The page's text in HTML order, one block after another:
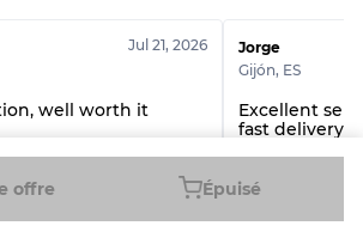
offre Épuisé
Jul 21, 2026
well worth it
Jorge
Gijón, ES
Excellent
fast delivery.